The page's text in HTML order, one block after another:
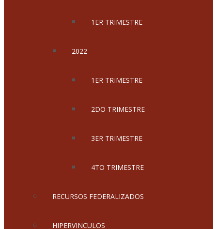
1ER TRIMESTRE
2022
1ER TRIMESTRE
2DO TRIMESTRE
3ER TRIMESTRE
4TO TRIMESTRE
RECURSOS FEDERALIZADOS
HIPERVINCULOS